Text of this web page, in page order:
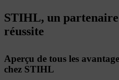
STIHL, un
réussite
Aperçu de tous les
chez STIHL